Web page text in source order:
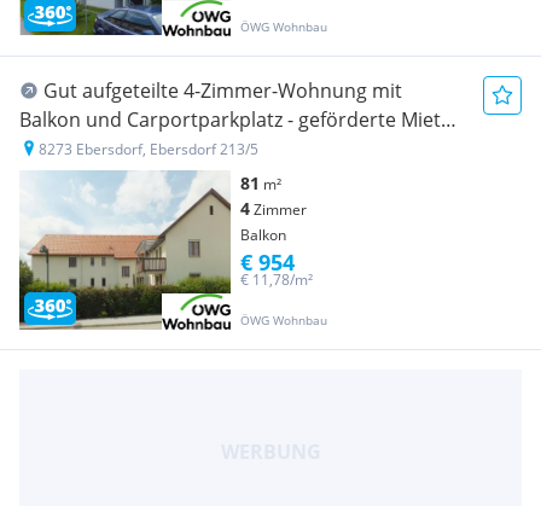
ÖWG Wohnbau
Gut aufgeteilte 4-Zimmer-Wohnung mit
Balkon und Carportparkplatz - geförderte Miete
ODER geförderte Miete mit Kaufoption - 4
Zimmer
8273 Ebersdorf, Ebersdorf 213/5
81 m²
4Zimmer
Balkon
ÖWG Wohnbau
€ 11,78/m²
€ 954